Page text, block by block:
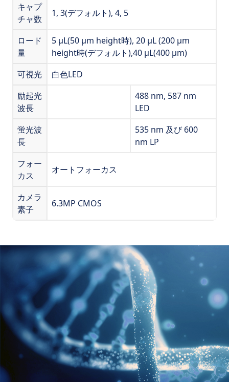
キャプ
チャ数
1, 3(デフォルト), 4, 5
ロード
量
5 µL(50 µm height時), 20 µL (200 µm
height時(デフォルト),40 µL(400 µm)
可視光
白色LED
励起光
波長
488 nm, 587 nm
LED
蛍光波
長
535 nm 及び 600
nm LP
フォー
カス
オートフォーカス
カメラ
素子
6.3MP CMOS